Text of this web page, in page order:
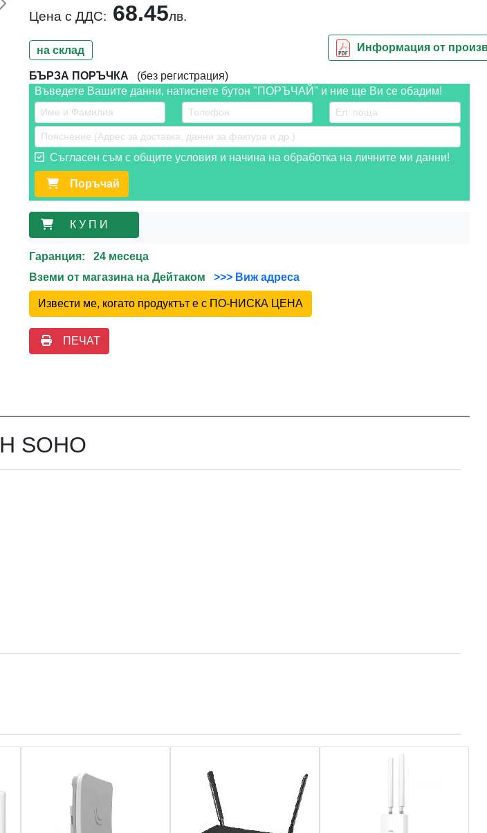
Следваща >>
Цена с ДДС: 68.45лв.
на склад Информация от
БЪРЗА ПОРЪЧКА (без регистрация)
Въведете Вашите данни, натиснете бутон "ПОРЪЧАЙ" и ние ще Ви се обадим!
Съгласен съм с общите условия и начина на обработка на личните ми данни!
Поръчай
К У П И
Гаранция: 24 месеца
Вземи от магазина на Дейтаком
>>> Виж адреса
Извести ме, когато продуктът е с ПО-НИСКА ЦЕНА
ПЕЧАТ
SOHO